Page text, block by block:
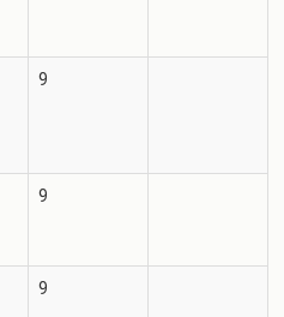
9
9
9